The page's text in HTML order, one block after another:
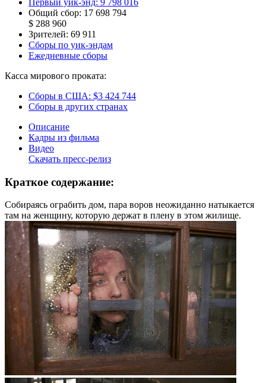
Общий сбор: 17 698 794
$ 288 960
Зрителей: 69 911
Сборы по уик-эндам
Ежедневные сборы
Касса мирового проката:
Сборы в США: $3 424 744
Сборы в других странах
Описание
Кадры из фильма
Видео
Скачать пресс-релиз
Краткое содержание:
Собираясь ограбить дом, пара воров неожиданно натыкается
там на женщину, которую держат в плену в этом жилище.